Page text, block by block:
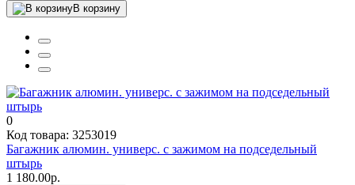
В корзину
0
Код товара: 3253019
Багажник алюмин. универс. с зажимом на подседельный
штырь
1 180.00р.